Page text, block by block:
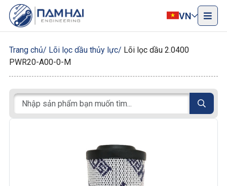
VN
Trang chủ Lõi lọc dầu thủy lực
Lõi lọc dầu 2.0400
PWR20-A00-0-M